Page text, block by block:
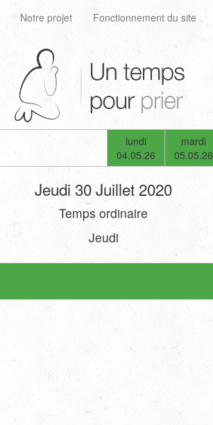
Notre projet Fonctionnement du site
lundi
04.05.26
mardi
05.05.26
Jeudi 30 Juillet 2020
Temps ordinaire
Jeudi